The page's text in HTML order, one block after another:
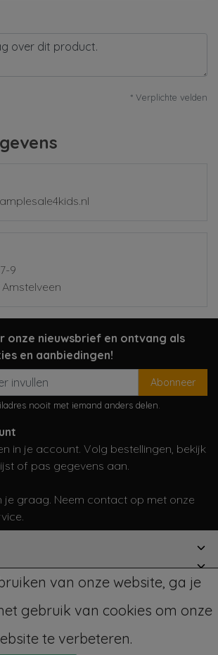
* Verplichte velden
9
Amstelveen
onze nieuwsbrief en ontvang als
en aanbiedingen!
Abonneer
nooit met iemand anders delen.
in je account. Volg bestellingen, bekijk
of pas gegevens aan.
je graag. Neem contact op met onze
| RealisatieInStijl Media
van onze website, ga je
gebruik van cookies om onze
te verbeteren.